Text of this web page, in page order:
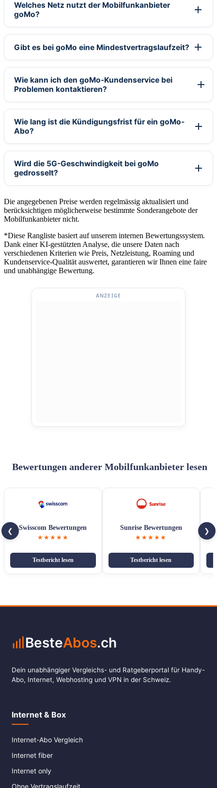
Welches Netz nutzt der Mobilfunkanbieter
goMo?
Gibt es bei goMo eine Mindestvertragslaufzeit?
Wie kann ich den goMo-Kundenservice bei
Problemen kontaktieren?
Wie lang ist die Kündigungsfrist für ein goMo-
Abo?
Wird die 5G-Geschwindigkeit bei goMo
gedrosselt?
Die angegebenen Preise werden regelmässig aktualisiert und
berücksichtigen möglicherweise bestimmte Sonderangebote der
Mobilfunkanbieter nicht.
*Diese Rangliste basiert auf unserem internen Bewertungssystem.
Dank einer KI-gestützten Analyse, die unsere Daten nach
verschiedenen Kriterien wie Preis, Netzleistung, Roaming und
Kundenservice-Qualität auswertet, garantieren wir Ihnen eine faire
und unabhängige Bewertung.
ANZEIGE
Bewertungen anderer Mobilfunkanbieter lesen
❮
Swisscom Bewertungen
★★★★★
Testbericht lesen
Sunrise Bewertungen
★★★★★
Testbericht lesen
❯
BesteAbos.ch
Dein unabhängiger Vergleichs- und Ratgeberportal für Handy-
Abo, Internet, Webhosting und VPN in der Schweiz.
Internet & Box
Internet-Abo Vergleich
Internet fiber
Internet only
Ohne Vertragslaufzeit